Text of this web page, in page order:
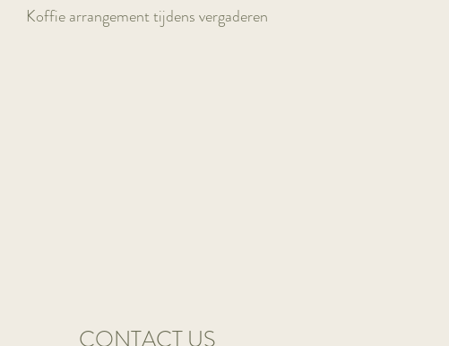
Koffie arrangement tijdens vergaderen